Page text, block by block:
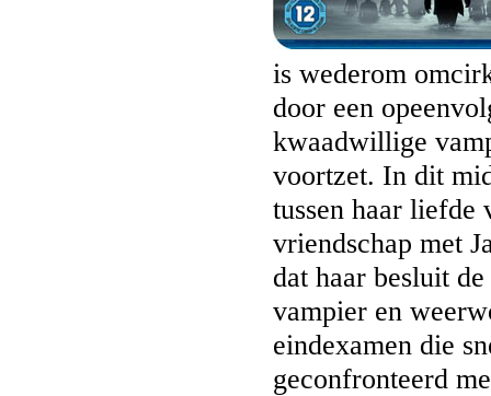
is wederom
door een
kwaadwillige
voortzet. In dit
tussen haar liefde
vriendschap met
dat haar besluit
vampier en
eindexamen die
geconfronteerd